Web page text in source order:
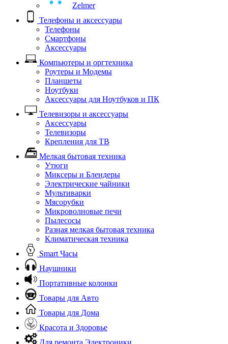
Zelmer
Телефоны и аксессуары
Телефоны
Смартфоны
Аксессуары
Компьютеры и оргтехника
Роутеры и Модемы
Планшеты
Ноутбуки
Аксессуары для Ноутбуков и ПК
Телевизоры и аксессуары
Аксессуары
Телевизоры
Крепления для ТВ
Мелкая бытовая техника
Утюги
Миксеры и Блендеры
Электрические чайники
Мультиварки
Мясорубки
Микроволновые печи
Пылесосы
Разная мелкая бытовая техника
Климатическая техника
Smart Часы
Наушники
Портативные колонки
Товары для Авто
Товары для Дома
Красота и Здоровье
Для ремонта Электроники